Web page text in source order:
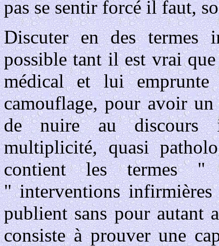
pas se sentir forcé il faut,
Discuter en des termes
possible tant il est vrai
médical et lui emprunte
camouflage, pour avoir
de nuire au discours
multiplicité, quasi
contient les termes "
" interventions infirmières
publient sans pour autant
consiste à prouver une